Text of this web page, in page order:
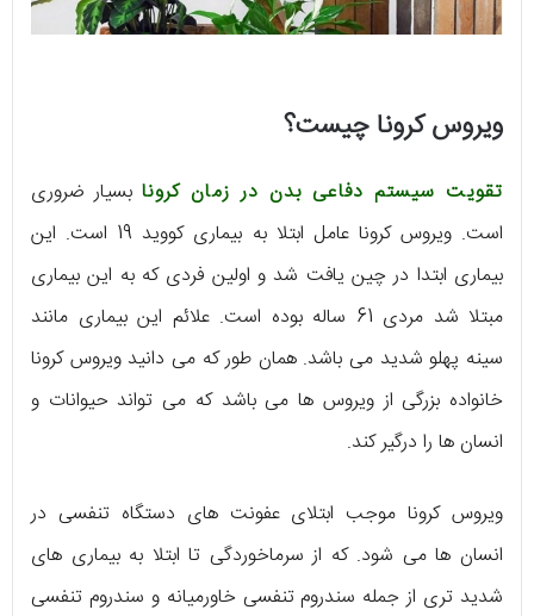
ویروس کرونا چیست؟
تقویت سیستم دفاعی بدن در زمان کرونا بسیار ضروری
است. ویروس کرونا عامل ابتلا به بیماری کووید 19 است. این
بیماری ابتدا در چین یافت شد و اولین فردی که به این بیماری
مبتلا شد مردی 61 ساله بوده است. علائم این بیماری مانند
سینه پهلو شدید می باشد. همان طور که می دانید ویروس کرونا
خانواده بزرگی از ویروس ها می باشد که می تواند حیوانات و
انسان ها را درگیر کند.
ویروس کرونا موجب ابتلای عفونت های دستگاه تنفسی در
انسان ها می شود. که از سرماخوردگی تا ابتلا به بیماری های
شدید تری از جمله سندروم تنفسی خاورمیانه و سندروم تنفسی